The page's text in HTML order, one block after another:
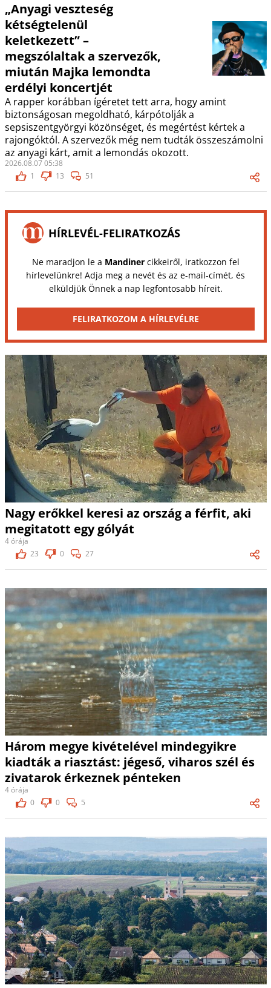
„Anyagi veszteség
kétségtelenül
keletkezett” –
megszólaltak a szervezők,
miután Majka lemondta
erdélyi koncertjét
A rapper korábban ígéretet tett arra, hogy amint
biztonságosan megoldható, kárpótolják a
sepsiszentgyörgyi közönséget, és megértést kértek a
rajongóktól. A szervezők még nem tudták összeszámolni
az anyagi kárt, amit a lemondás okozott.
2026.08.07 05:38
1
13 51
HÍRLEVÉL-FELIRATKOZÁS
Ne maradjon le a Mandinercikkeiről, iratkozzon fel
hírlevelünkre! Adja meg a nevét és az e-mail-címét, és
elküldjük Önnek a nap legfontosabb híreit.
FELIRATKOZOM A HÍRLEVÉLRE
Nagy erőkkel keresi az ország a férfit, aki
megitatott egy gólyát
4 órája
23
0 27
Három megye kivételével mindegyikre
kiadták a riasztást: jégeső, viharos szél és
zivatarok érkeznek pénteken
4 órája
0
0 5